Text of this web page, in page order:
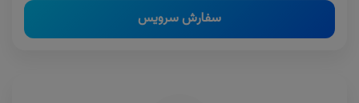
سفارش سرویس